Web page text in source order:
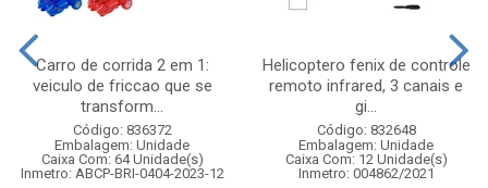
Carro de corrida 2 em 1:
veiculo de friccao que se
transform...
Código: 836372
Embalagem: Unidade
Caixa Com: 64 Unidade(s)
Inmetro: ABCP-BRI-0404-2023-12
Helicoptero fenix de controle
remoto infrared, 3 canais e
gi...
Código: 832648
Embalagem: Unidade
Caixa Com: 12 Unidade(s)
Inmetro: 004862/2021